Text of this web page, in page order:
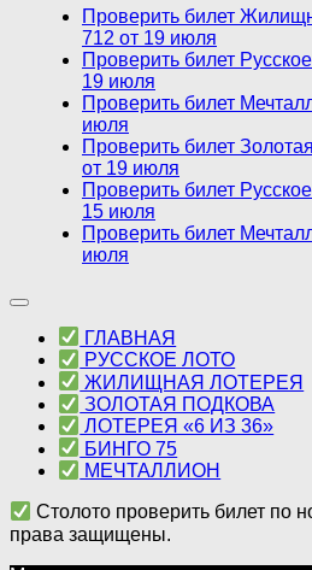
Проверить билет
712 от 19 июля
Проверить билет
19 июля
Проверить билет
июля
Проверить билет
от 19 июля
Проверить билет
15 июля
Проверить билет
июля
ГЛАВНАЯ
РУССКОЕ ЛОТО
ЖИЛИЩНАЯ ЛОТЕРЕЯ
ЗОЛОТАЯ ПОДКОВА
ЛОТЕРЕЯ «6 ИЗ 36»
БИНГО 75
МЕЧТАЛЛИОН
Столото проверить билет по
права защищены.